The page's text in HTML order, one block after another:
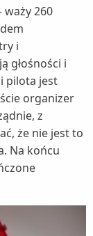
waży 260
i
głośności i
pilota jest
organizer
z
że nie jest to
Na końcu